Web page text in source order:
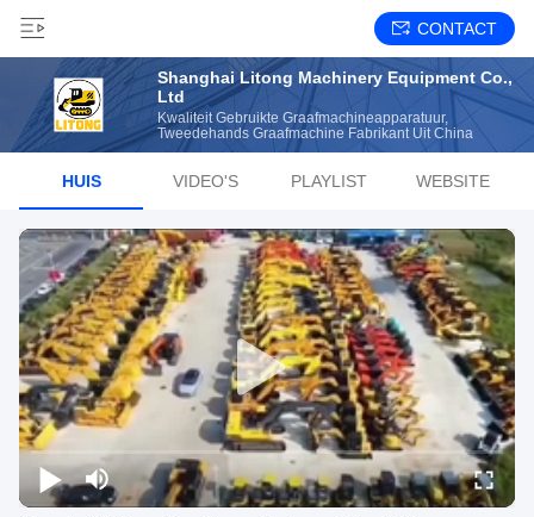
CONTACT
Shanghai Litong Machinery Equipment Co.,
Ltd
Kwaliteit Gebruikte Graafmachineapparatuur,
Tweedehands Graafmachine Fabrikant Uit China
HUIS VIDEO'S PLAYLIST WEBSITE